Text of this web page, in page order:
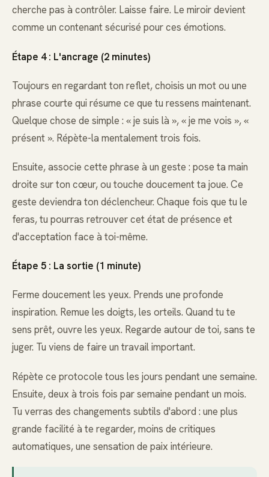
cherche pas à contrôler. Laisse faire. Le miroir devient
comme un contenant sécurisé pour ces émotions.
Étape 4 : L'ancrage (2 minutes)
Toujours en regardant ton reflet, choisis un mot ou une
phrase courte qui résume ce que tu ressens maintenant.
Quelque chose de simple : « je suis là », « je me vois », «
présent ». Répète-la mentalement trois fois.
Ensuite, associe cette phrase à un geste : pose ta main
droite sur ton cœur, ou touche doucement ta joue. Ce
geste deviendra ton déclencheur. Chaque fois que tu le
feras, tu pourras retrouver cet état de présence et
d'acceptation face à toi-même.
Étape 5 : La sortie (1 minute)
Ferme doucement les yeux. Prends une profonde
inspiration. Remue les doigts, les orteils. Quand tu te
sens prêt, ouvre les yeux. Regarde autour de toi, sans te
juger. Tu viens de faire un travail important.
Répète ce protocole tous les jours pendant une semaine.
Ensuite, deux à trois fois par semaine pendant un mois.
Tu verras des changements subtils d'abord : une plus
grande facilité à te regarder, moins de critiques
automatiques, une sensation de paix intérieure.